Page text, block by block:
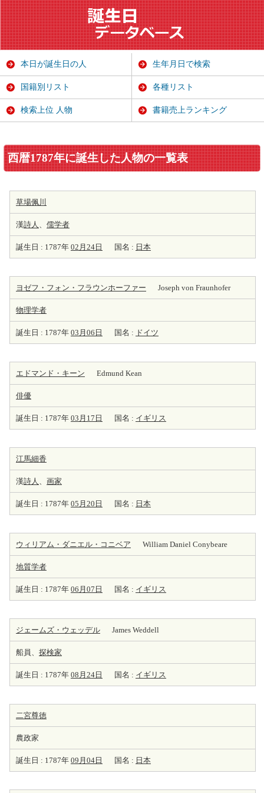
西暦1787年に誕生した人物の一覧表
草場佩川
漢詩人 、 儒学者
誕生日 : 1787年 02月24日 国名 : 日本
ヨゼフ・フォン・フラウンホーファー Joseph von Fraunhofer
物理学者
誕生日 : 1787年 03月06日 国名 : ドイツ
エドマンド・キーン Edmund Kean
俳優
誕生日 : 1787年 03月17日 国名 : イギリス
江馬細香
漢詩人 、 画家
誕生日 : 1787年 05月20日 国名 : 日本
ウィリアム・ダニエル・コニベア William Daniel Conybeare
地質学者
誕生日 : 1787年 06月07日 国名 : イギリス
ジェームズ・ウェッデル James Weddell
船員、 探検家
誕生日 : 1787年 08月24日 国名 : イギリス
二宮尊徳
農政家
誕生日 : 1787年 09月04日 国名 : 日本
本日が誕生日の人 生年月日で検索
国籍別リスト 各種リスト
検索上位 人物 書籍売上ランキング